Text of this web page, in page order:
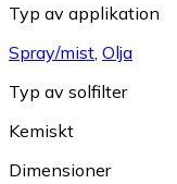
Typ av applikation
Spray/mist Olja
Typ av solfilter
Kemiskt
Dimensioner